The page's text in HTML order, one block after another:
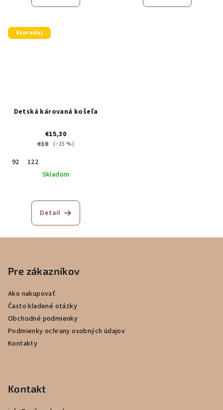
Výpredaj
Detská károvaná košeľa
€15,30
€18 (–15 %)
92
122
Skladom
Detail
Pre zákazníkov
Ako nakupovať
Často kladené otázky
Obchodné podmienky
Podmienky ochrany osobných údajov
Kontakty
Kontakt